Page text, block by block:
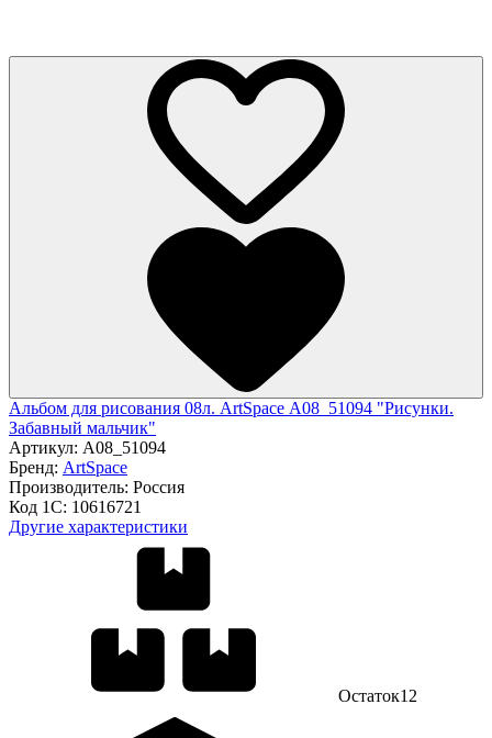
Альбом для рисования 08л. ArtSpace А08_51094 "Рисунки.
Забавный мальчик"
Артикул: А08_51094
Бренд: ArtSpace
Производитель: Россия
Код 1С: 10616721
Другие характеристики
Остаток12